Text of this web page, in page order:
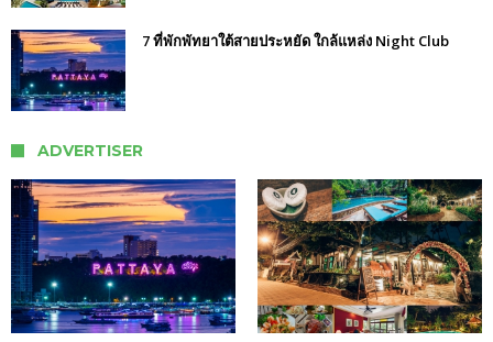
7 ที่พักพัทยาใต้สายประหยัด ใกล้แหล่ง Night Club
ADVERTISER